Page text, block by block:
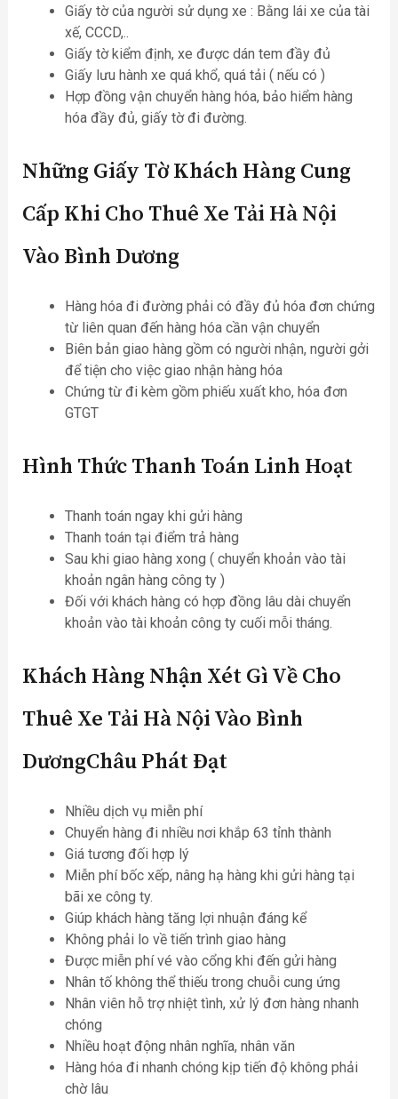
Giấy tờ của người sử dụng xe : Bằng lái xe của tài
xế, CCCD,..
Giấy tờ kiểm định, xe được dán tem đầy đủ
Giấy lưu hành xe quá khổ, quá tải ( nếu có )
Hợp đồng vận chuyển hàng hóa, bảo hiểm hàng
hóa đầy đủ, giấy tờ đi đường.
Những Giấy Tờ Khách Hàng Cung
Cấp Khi Cho Thuê Xe Tải Hà Nội
Vào Bình Dương
Hàng hóa đi đường phải có đầy đủ hóa đơn chứng
từ liên quan đến hàng hóa cần vận chuyển
Biên bản giao hàng gồm có người nhận, người gởi
để tiện cho việc giao nhận hàng hóa
Chứng từ đi kèm gồm phiếu xuất kho, hóa đơn
GTGT
Hình Thức Thanh Toán Linh Hoạt
Thanh toán ngay khi gửi hàng
Thanh toán tại điểm trả hàng
Sau khi giao hàng xong ( chuyển khoản vào tài
khoản ngân hàng công ty )
Đối với khách hàng có hợp đồng lâu dài chuyển
khoản vào tài khoản công ty cuối mỗi tháng.
Khách Hàng Nhận Xét Gì Về Cho
Thuê Xe Tải Hà Nội Vào Bình
DươngChâu Phát Đạt
Nhiều dịch vụ miễn phí
Chuyển hàng đi nhiều nơi khắp 63 tỉnh thành
Giá tương đối hợp lý
Miễn phí bốc xếp, nâng hạ hàng khi gửi hàng tại
bãi xe công ty.
Giúp khách hàng tăng lợi nhuận đáng kể
Không phải lo về tiến trình giao hàng
Được miễn phí vé vào cổng khi đến gửi hàng
Nhân tố không thể thiếu trong chuỗi cung ứng
Nhân viên hỗ trợ nhiệt tình, xử lý đơn hàng nhanh
chóng
Nhiều hoạt động nhân nghĩa, nhân văn
Hàng hóa đi nhanh chóng kịp tiến độ không phải
chờ lâu